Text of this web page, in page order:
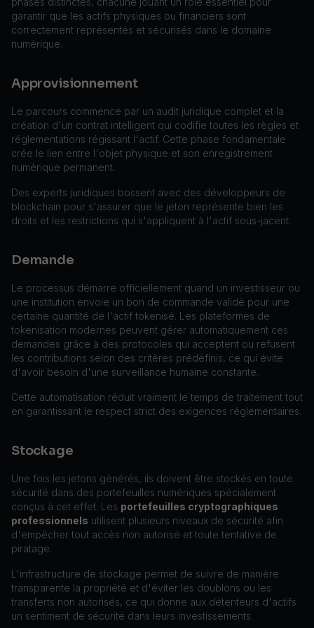
garantir que les actifs physiques ou financiers sont
correctement représentés et sécurisés dans le domaine
numérique.
Approvisionnement
Le parcours commence par un audit juridique complet et la
création d'un contrat intelligent qui codifie toutes les règles et
réglementations régissant l'actif. Cette phase fondamentale
crée le lien entre l'objet physique et son enregistrement
numérique permanent.
Des experts juridiques bossent avec des développeurs de
blockchain pour s'assurer que le jeton représente bien les
droits et les restrictions qui s'appliquent à l'actif sous-jacent.
Demande
Le processus démarre officiellement quand un investisseur ou
une institution envoie un bon de commande validé pour une
certaine quantité de l'actif tokenisé. Les plateformes de
tokenisation modernes peuvent gérer automatiquement ces
demandes grâce à des protocoles qui acceptent ou refusent
les contributions selon des critères prédéfinis, ce qui évite
d'avoir besoin d'une surveillance humaine constante.
Cette automatisation réduit vraiment le temps de traitement tout
en garantissant le respect strict des exigences réglementaires.
Stockage
Une fois les jetons générés, ils doivent être stockés en toute
sécurité dans des portefeuilles numériques spécialement
conçus à cet effet. Les portefeuilles cryptographiques
professionnels utilisent plusieurs niveaux de sécurité afin
d'empêcher tout accès non autorisé et toute tentative de
piratage.
L'infrastructure de stockage permet de suivre de manière
transparente la propriété et d'éviter les doublons ou les
transferts non autorisés, ce qui donne aux détenteurs d'actifs
un sentiment de sécurité dans leurs investissements.